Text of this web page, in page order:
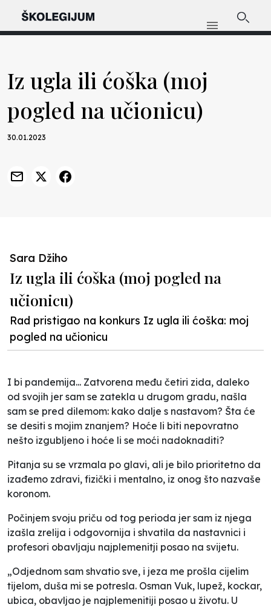
Iz ugla ili ćoška (moj
pogled na učionicu)
30.01.2023
Sara Džiho
Iz ugla ili ćoška (moj pogled na
učionicu)
Rad pristigao na konkurs Iz ugla ili ćoška: moj
pogled na učionicu
I bi pandemija... Zatvorena među četiri zida, daleko
od svojih jer sam se zatekla u drugom gradu, našla
sam se pred dilemom: kako dalje s nastavom? Šta će
se desiti s mojim znanjem? Hoće li biti nepovratno
nešto izgubljeno i hoće li se moći nadoknaditi?
Pitanja su se vrzmala po glavi, ali je bilo prioritetno da
izađemo zdravi, fizički i mentalno, iz onog što nazvaše
koronom.
Počinjem svoju priču od tog perioda jer sam iz njega
izašla zrelija i odgovornija i shvatila da nastavnici i
profesori obavljaju najplemenitji posao na svijetu.
„Odjednom sam shvatio sve, i jeza me prošla cijelim
tijelom, duša mi se potresla. Osman Vuk, lupež, kockar,
ubica, obavljao je najplemenitiji posao u životu. U